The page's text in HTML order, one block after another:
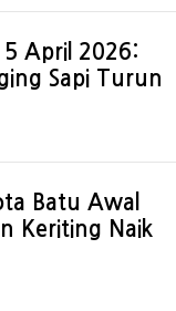
5 April 2026:
Sapi Turun
Batu Awal
Keriting Naik